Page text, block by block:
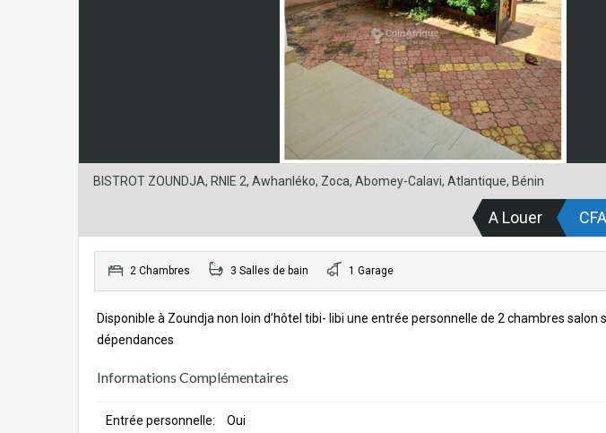
BISTROT ZOUNDJA, RNIE 2, Awhanléko, Zoca, Abomey-Calavi, Atlantique, Bénin
A Louer
2 Chambres 3 Salles de bain 1 Garage
Disponible à Zoundja non loin d’hôtel tibi- libi une entrée personnelle de 2 chambres
dépendances
Informations Complémentaires
Entrée personnelle: Oui